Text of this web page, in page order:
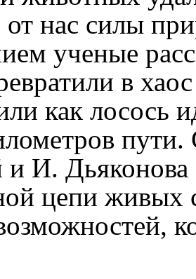
от нас силы
ученые
в
как лосось
И. Дьяконова
цепи живых